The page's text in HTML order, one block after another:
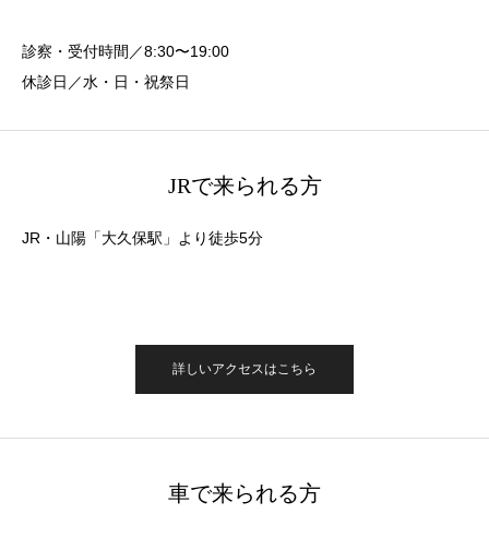
診察・受付時間／8:30〜19:00
休診日／水・日・祝祭日
JRで来られる方
JR・山陽「大久保駅」より徒歩5分
詳しいアクセスはこちら
車で来られる方